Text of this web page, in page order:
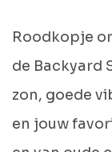
Roodkopje
de Backyard
zon, goede
en jouw